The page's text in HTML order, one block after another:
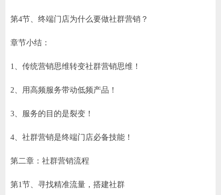
第4节、终端门店为什么要做社群营销？
章节小结：
1、传统营销思维转变社群营销思维！
2、用高频服务带动低频产品！
3、服务的目的是裂变！
4、社群营销是终端门店必备技能！
第二章：社群营销流程
第1节、寻找精准流量，搭建社群